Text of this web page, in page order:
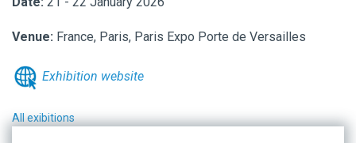
Venue: France, Paris, Paris Expo Porte de Versailles
Exhibition website
All exibitions